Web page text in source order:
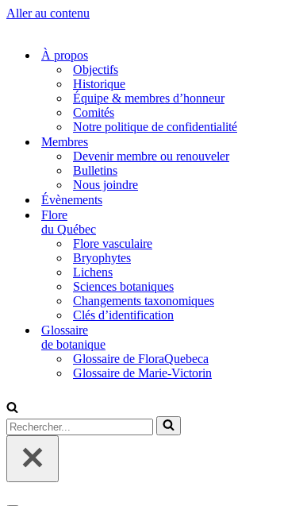
Aller au contenu
À propos
Objectifs
Historique
Équipe & membres d’honneur
Comités
Notre politique de confidentialité
Membres
Devenir membre ou renouveler
Bulletins
Nous joindre
Évènements
Flore
du Québec
Flore vasculaire
Bryophytes
Lichens
Sciences botaniques
Changements taxonomiques
Clés d’identification
Glossaire
de botanique
Glossaire de FloraQuebeca
Glossaire de Marie-Victorin
Rechercher...